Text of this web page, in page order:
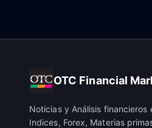
OTC Financial
Noticias y Análisis financieros
Indices, Forex, Materias